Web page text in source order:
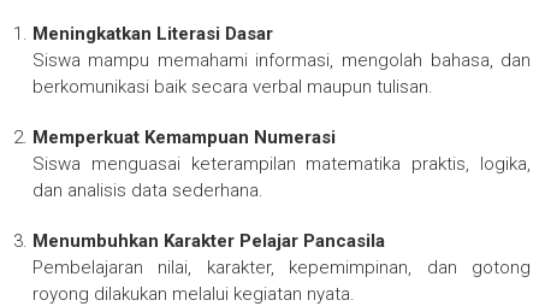
Meningkatkan Literasi Dasar
Siswa mampu memahami informasi, mengolah bahasa, dan
berkomunikasi baik secara verbal maupun tulisan.
Memperkuat Kemampuan Numerasi
Siswa menguasai keterampilan matematika praktis, logika,
dan analisis data sederhana.
Menumbuhkan Karakter Pelajar Pancasila
Pembelajaran nilai, karakter, kepemimpinan, dan gotong
royong dilakukan melalui kegiatan nyata.